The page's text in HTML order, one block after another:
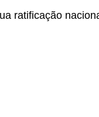
ratificação